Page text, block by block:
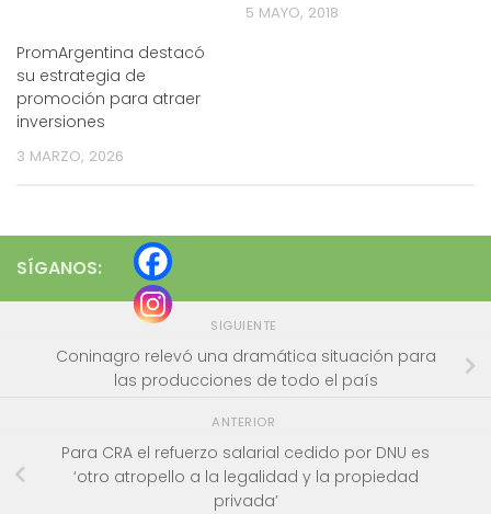
PromArgentina destacó
su estrategia de
promoción para atraer
inversiones
3 MARZO, 2026
5 MAYO, 2018
SÍGANOS:
SIGUIENTE
Coninagro relevó una dramática situación para
las producciones de todo el país
ANTERIOR
Para CRA el refuerzo salarial cedido por DNU es
‘otro atropello a la legalidad y la propiedad
privada’